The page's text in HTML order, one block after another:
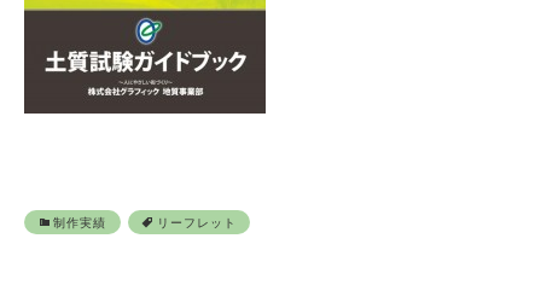
制作実績 リーフレット